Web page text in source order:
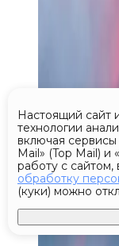
Настоящий сайт
технологии
включая
Mail» (Top Mail)
работу с сайтом,
обработку
(куки) можно